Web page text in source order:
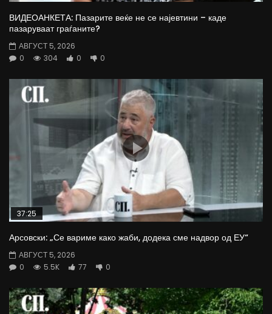
ВИДЕОАНКЕТА: Пазарите веќе не се најевтини – каде
пазаруваат граѓаните?
АВГУСТ 5, 2026
0
304 0 0
37:25
Арсовски: „Се вариме како жаби, додека сме надвор од ЕУ“
АВГУСТ 5, 2026
0
5.5K 77 0